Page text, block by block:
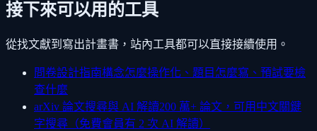
接下來可以用的工具
從找文獻到寫出計畫書，站內工具都可以直接接續使用。
問卷設計指南構念怎麼操作化、題目怎麼寫、預試要檢
查什麼
arXiv 論文搜尋與 AI 解讀200 萬+ 論文，可用中文關鍵
字搜尋（免費會員有 2 次 AI 解讀）